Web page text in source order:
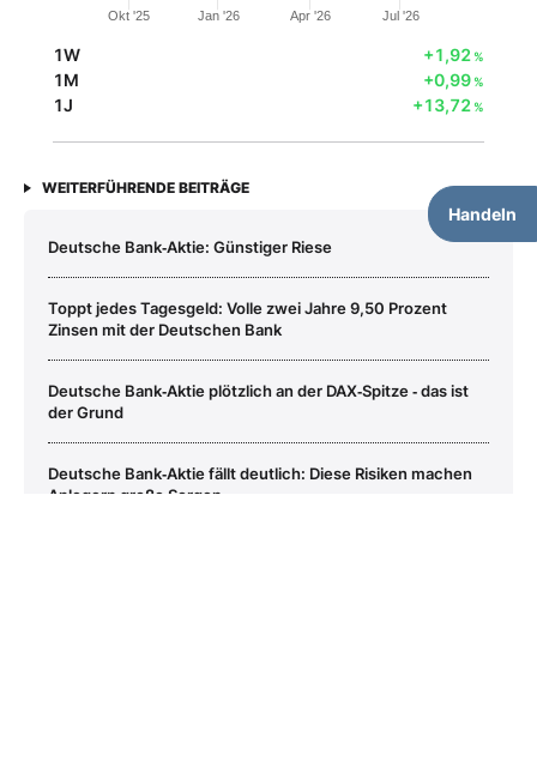
Handeln
Okt '25 Jan '26 Apr '26 Jul '26
1W +1,92%
1M +0,99%
1J +13,72%
WEITERFÜHRENDE BEITRÄGE
Deutsche Bank‑Aktie: Günstiger Riese
Toppt jedes Tagesgeld: Volle zwei Jahre 9,50 Prozent
Zinsen mit der Deutschen Bank
Deutsche Bank‑Aktie plötzlich an der DAX‑Spitze ‑ das ist
der Grund
Deutsche Bank‑Aktie fällt deutlich: Diese Risiken machen
Anlegern große Sorgen